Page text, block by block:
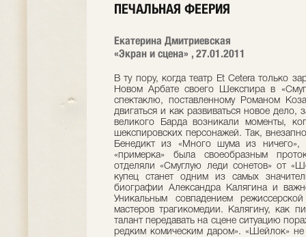
ПЕЧАЛЬНАЯ ФЕЕРИЯ
Екатерина Дмитриевская
«Экран и сцена» , 27.01.2011
В ту пору, когда театр Et Cetera только
Новом Арбате своего Шекспира в
спектаклю, поставленному Романом
двигаться и как развиваться новое
великого Барда возникали моменты,
шекспировских персонажей. Так,
Бенедикт из «Много шума из
«примерка» была своеобразным
отделяли «Смуглую леди сонетов» от
купец станет одним из самых
биографии Александра Калягина и
Уникальным совпадением
мастеров трагикомедии. Калягину, как
талант передавать на сцене ситуацию
редким комическим даром». «Шейлок»